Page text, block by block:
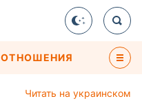
ОТНОШЕНИЯ
Читать на украинском